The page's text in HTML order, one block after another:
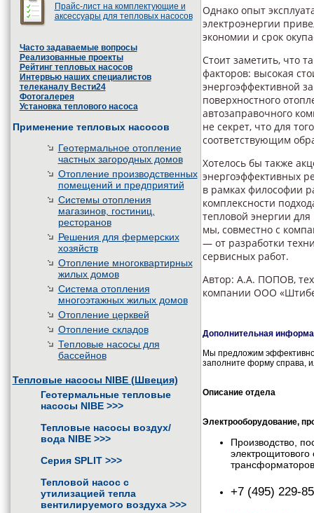
Прайс-лист на комплектующие и
аксессуары для тепловых насосов
Часто задаваемые вопросы
Реализованные проекты
Рейтинг тепловых насосов
Интервью наших специалистов
телеканалу Вести24
Фотогалерея
Установка теплового насоса
Применение тепловых насосов
Геотермальное отопление
частных загородных домов
Отопление производственных
помещений и предприятий
Системы отопления
магазинов, гостиниц,
ресторанов
Решения для фермерских
хозяйств
Отопление многоквартирных
жилых домов
Система отопления
многоэтажных жилых домов
Отопление церквей
Отопление складов
Тепловые насосы для
бассейнов
Тепловые насосы NIBE (Швеция)
Геотермальные тепловые
насосы NIBE >>>
Тепловые насосы воздух/
вода NIBE >>>
Серия SPLIT >>>
Тепловой насос с
утилизацией тепла
вентилируемого воздуха >>>
Однако опыт
электроэнергии
экономии и срок
Стоит заметить, что
факторов: высокая
энергоэффективной
поверхностного
автозаправочного
не секрет, что для
соответствующим
Хотелось бы также
энергоэффективных
в рамках философии
комплексности
тепловой энергии
мы, совместно с
— от разработки
сервисных работ.
Автор: А.А. ПОПОВ,
компании ООО
Дополнительная
Мы предложим
заполните форму справа,
Описание отдела
Электрооборудование,
Производство,
+7 (495) 229-